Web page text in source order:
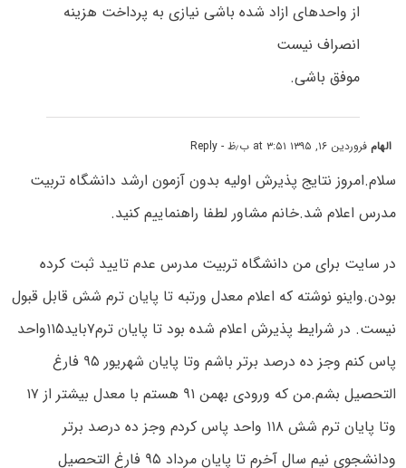
از واحدهای ازاد شده باشی نیازی به پرداخت هزینه
انصراف نیست
موفق باشی.
الهام فروردین ۱۶, ۱۳۹۵ at ۳:۵۱ ب٫ظ - Reply
سلام.امروز نتایج پذیرش اولیه بدون آزمون ارشد دانشگاه تربیت
مدرس اعلام شد.خانم مشاور لطفا راهنماییم کنید.
در سایت برای من دانشگاه تربیت مدرس عدم تایید ثبت کرده
بودن.واینو نوشته که اعلام معدل ورتبه تا پایان ترم شش قابل قبول
نیست. در شرایط پذیرش اعلام شده بود تا پایان ترم۷باید۱۱۵واحد
پاس کنم وجز ده درصد برتر باشم وتا پایان شهریور ۹۵ فارغ
التحصیل بشم.من که ورودی بهمن ۹۱ هستم با معدل بیشتر از ۱۷
وتا پایان ترم شش ۱۱۸ واحد پاس کردم وجز ده درصد برتر
ودانشجوی نیم سال آخرم تا پایان مرداد ۹۵ فارغ التحصیل